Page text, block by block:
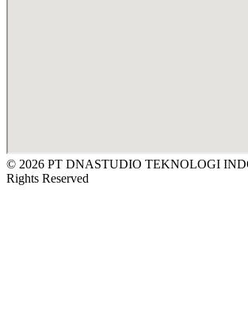
© 2026 PT DNASTUDIO TEKNOLOGI
Rights Reserved